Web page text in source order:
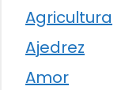
Agricultura
Ajedrez
Amor